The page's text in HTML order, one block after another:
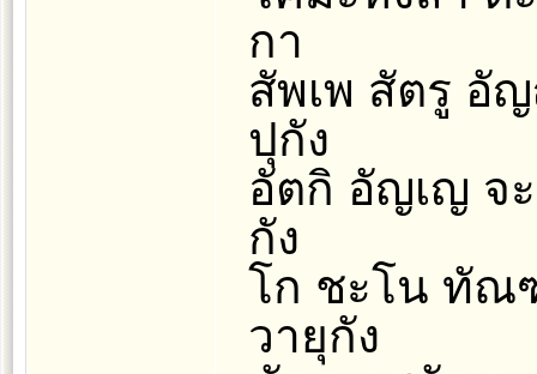
กา
สัพเพ สัตรู อั
ปุกัง
อัตกิ อัญเญ จ
กัง
โก ชะโน ทัณ
วายุกัง